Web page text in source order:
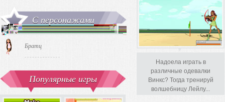
Надоела играть в
различные одевалки
Винкс? Тогда тренируй
волшебницу Лейлу...
С персонажами
Братц
Популярные игры